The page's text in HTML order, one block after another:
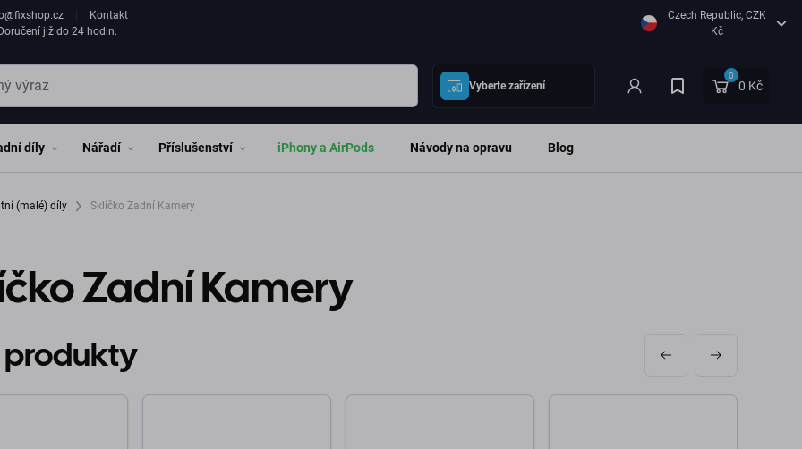
Kontakt
již do 24 hodin.
Czech Republic, CZK
Kč
Vyberte zařízení
0
0 Kč
díly Nářadí Příslušenství iPhony a AirPods Návody na opravu Blog
(malé) díly Sklíčko Zadní Kamery
Zadní Kamery
produkty